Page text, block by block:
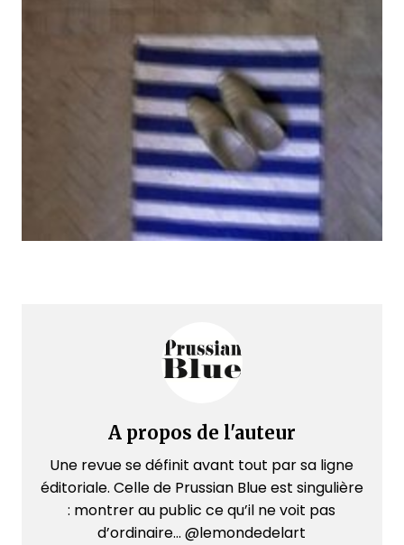
A propos de l'auteur
Une revue se définit avant tout par sa ligne
éditoriale. Celle de Prussian Blue est singulière
: montrer au public ce qu’il ne voit pas
d’ordinaire... @lemondedelart